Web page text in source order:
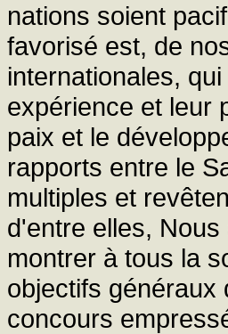
nations soient
favorisé est, de
internationales,
expérience et leur
paix et le
rapports entre le
multiples et
d'entre elles,
montrer à tous la
objectifs généraux
concours